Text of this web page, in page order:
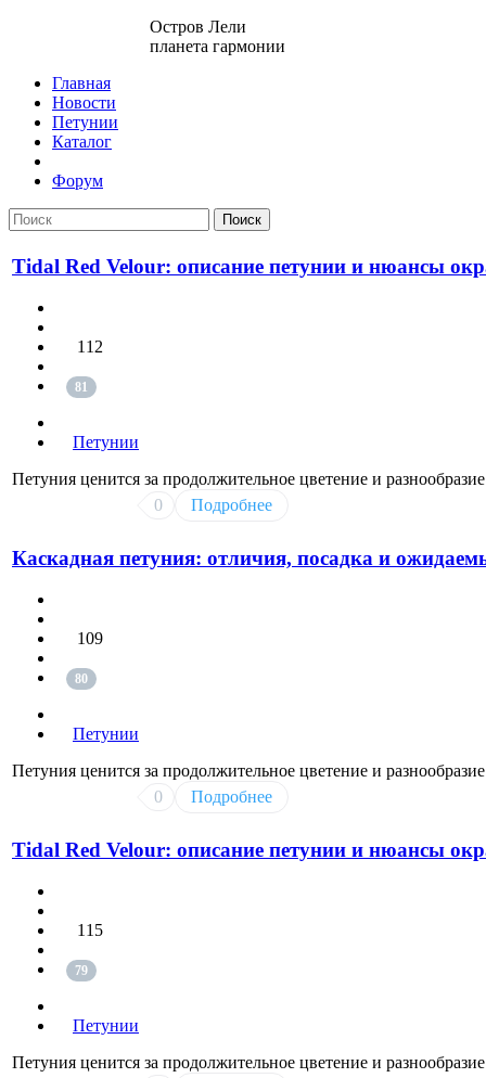
Остров Лели
планета гармонии
Главная
Новости
Петунии
Каталог
Форум
Поиск
Tidal Red Velour: описание петунии и нюансы
112
81
Петунии
Петуния ценится за продолжительное цветение и
0
Подробнее
Каскадная петуния: отличия, посадка и
109
80
Петунии
Петуния ценится за продолжительное цветение и
0
Подробнее
Tidal Red Velour: описание петунии и нюансы
115
79
Петунии
Петуния ценится за продолжительное цветение и